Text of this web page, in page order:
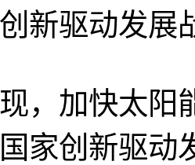
新驱动发展
加快太阳
家创新驱动